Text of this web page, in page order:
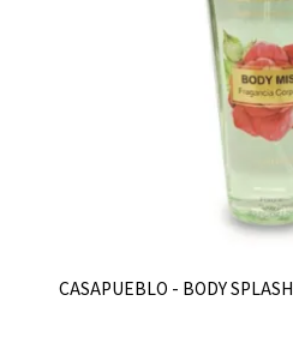
CASAPUEBLO - BODY